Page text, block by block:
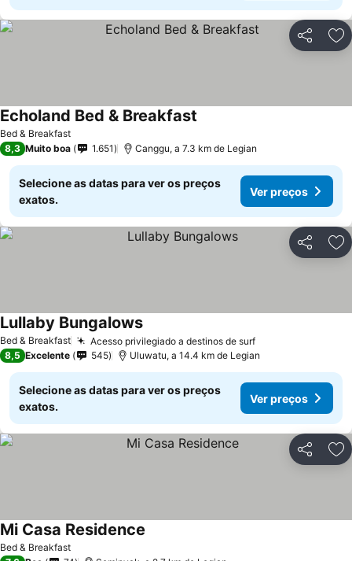
Partilhar
Bed & Breakfast
Echoland Bed & Breakfast
8,3 Muito boa 1.651 Canggu, a 7.3 km de Legian
Selecione as datas para ver os preços
exatos.
Ver preços
Partilhar
Bed & Breakfast Acesso privilegiado a destinos de surfVer preços
Lullaby BungalowsVer preços
8,5 Excelente 545 Uluwatu, a 14.4 km de Legian
Selecione as datas para ver os preços
exatos.
Ver preços
Partilhar
Bed & Breakfast
Mi Casa Residence